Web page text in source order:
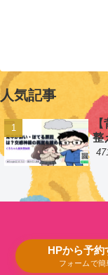
人気記事
整
HPから予約
フォームで簡